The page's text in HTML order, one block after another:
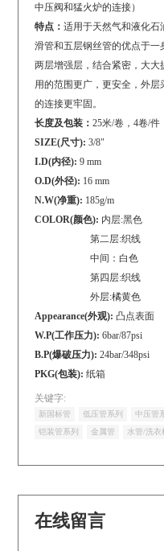
中压阀和猛火炉的连接）
特点：适用于天然气和液化
滑管和五层钢丝管的优点于
两层增强层，结合紧密，大
用的范围更广，更安全，外
的连接更牢固。
长度及包装：25米/卷，4卷/件
SIZE(尺寸): 3/8"
I.D(内径): 9 mm
O.D(外径): 16 mm
N.W(净重): 185g/m
COLOR(颜色): 内层:黑色
第二层:织线
中间：白色
第四层:织线
外层:橘黄色
Appearance(外观): 凸点表面
W.P(工作压力): 6bar/87psi
B.P(爆破压力): 24bar/348psi
PKG(包装):纸箱
关键字:
新国标管 低压管系列 中压管
铠装管系列
金属管 水管/洗衣
在线留言